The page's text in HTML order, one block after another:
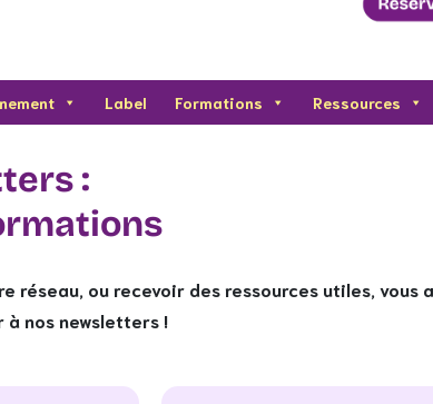
Label Formations Ressources
:
ou recevoir des ressources utiles, vous
à nos newsletters !